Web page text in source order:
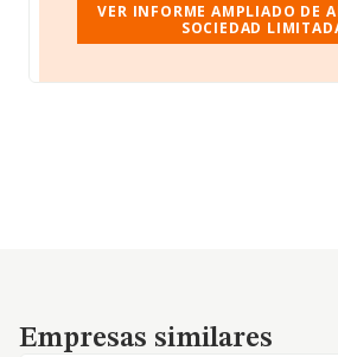
VER INFORME AMPLIADO DE
SOCIEDAD
Empresas similares
Empresas similares